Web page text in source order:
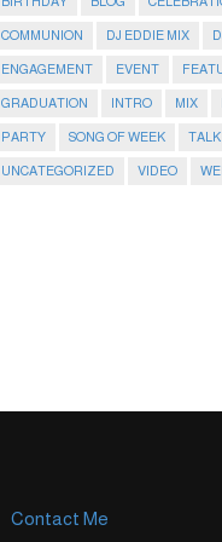
COMMUNION DJ EDDIE MIX
ENGAGEMENT EVENT
GRADUATION INTRO MIX
PARTY SONG OF WEEK TALK
UNCATEGORIZED VIDEO
Contact Me